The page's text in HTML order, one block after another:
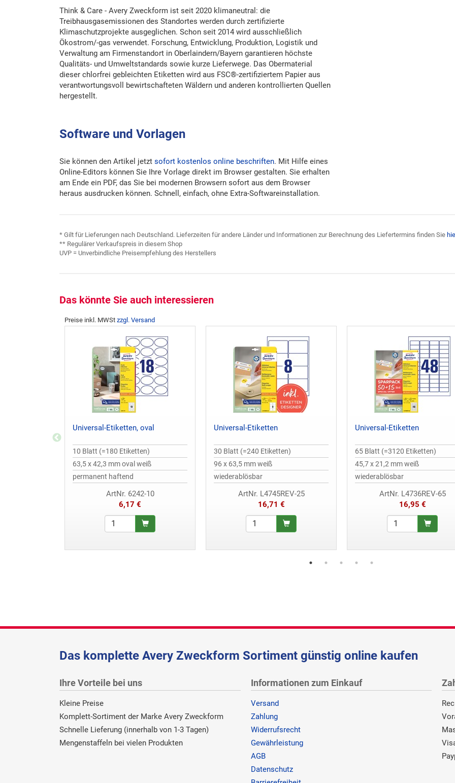
Think & Care - Avery Zweckform ist seit 2020 klimaneutral: die
Treibhausgasemissionen des Standortes werden durch zertifizierte
Klimaschutzprojekte ausgeglichen. Schon seit 2014 wird ausschließlich
Ökostrom/-gas verwendet. Forschung, Entwicklung, Produktion, Logistik und
Verwaltung am Firmenstandort in Oberlaindern/Bayern garantieren höchste
Qualitäts- und Umweltstandards sowie kurze Lieferwege. Das Obermaterial
dieser chlorfrei gebleichten Etiketten wird aus FSC®-zertifiziertem Papier aus
verantwortungsvoll bewirtschafteten Wäldern und anderen kontrollierten Quellen
hergestellt.
Software und Vorlagen
Sie können den Artikel jetzt sofort kostenlos online beschriften. Mit Hilfe eines
Online-Editors können Sie Ihre Vorlage direkt im Browser gestalten. Sie erhalten
am Ende ein PDF, das Sie bei modernen Browsern sofort aus dem Browser
heraus ausdrucken können. Schnell, einfach, ohne Extra-Softwareinstallation.
* Gilt für Lieferungen nach Deutschland. Lieferzeiten für andere Länder und Informationen zur Berechnung des Liefertermins finden Sie
** Regulärer Verkaufspreis in diesem Shop
UVP = Unverbindliche Preisempfehlung des Herstellers
Das könnte Sie auch interessieren
Preise inkl. MWSt zzgl. Versand
Universal-Etiketten, oval
10 Blatt (=180 Etiketten)
63,5 x 42,3 mm oval weiß
permanent haftend
ArtNr. 6242-10
6,17 €
Universal-Etiketten
30 Blatt (=240 Etiketten)
96 x 63,5 mm weiß
wiederablösbar
ArtNr. L4745REV-25
16,71 €
Universal-Etiketten
65 Blatt (=3120 Etiketten)
45,7 x 21,2 mm weiß
wiederablösbar
ArtNr. L4736REV-65
16,95 €
Das komplette Avery Zweckform Sortiment günstig online kaufen
Ihre Vorteile bei uns
Kleine Preise
Komplett-Sortiment der Marke Avery Zweckform
Schnelle Lieferung (innerhalb von 1-3 Tagen)
Mengenstaffeln bei vielen Produkten
Informationen zum Einkauf
Versand
Zahlung
Widerrufsrecht
Gewährleistung
AGB
Datenschutz